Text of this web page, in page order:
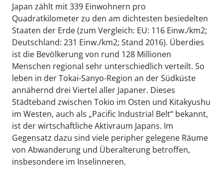
Japan zählt mit 339 Einwohnern pro
Quadratkilometer zu den am dichtesten besiedelten
Staaten der Erde (zum Vergleich: EU: 116 Einw./km2;
Deutschland: 231 Einw./km2; Stand 2016). Überdies
ist die Bevölkerung von rund 128 Millionen
Menschen regional sehr unterschiedlich verteilt. So
leben in der Tokai-Sanyo-Region an der Südküste
annähernd drei Viertel aller Japaner. Dieses
Städteband zwischen Tokio im Osten und Kitakyushu
im Westen, auch als „Pacific Industrial Belt“ bekannt,
ist der wirtschaftliche Aktivraum Japans. Im
Gegensatz dazu sind viele peripher gelegene Räume
von Abwanderung und Überalterung betroffen,
insbesondere im Inselinneren.